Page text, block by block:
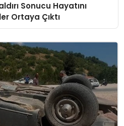
Sonucu Hayatını
Ortaya Çıktı